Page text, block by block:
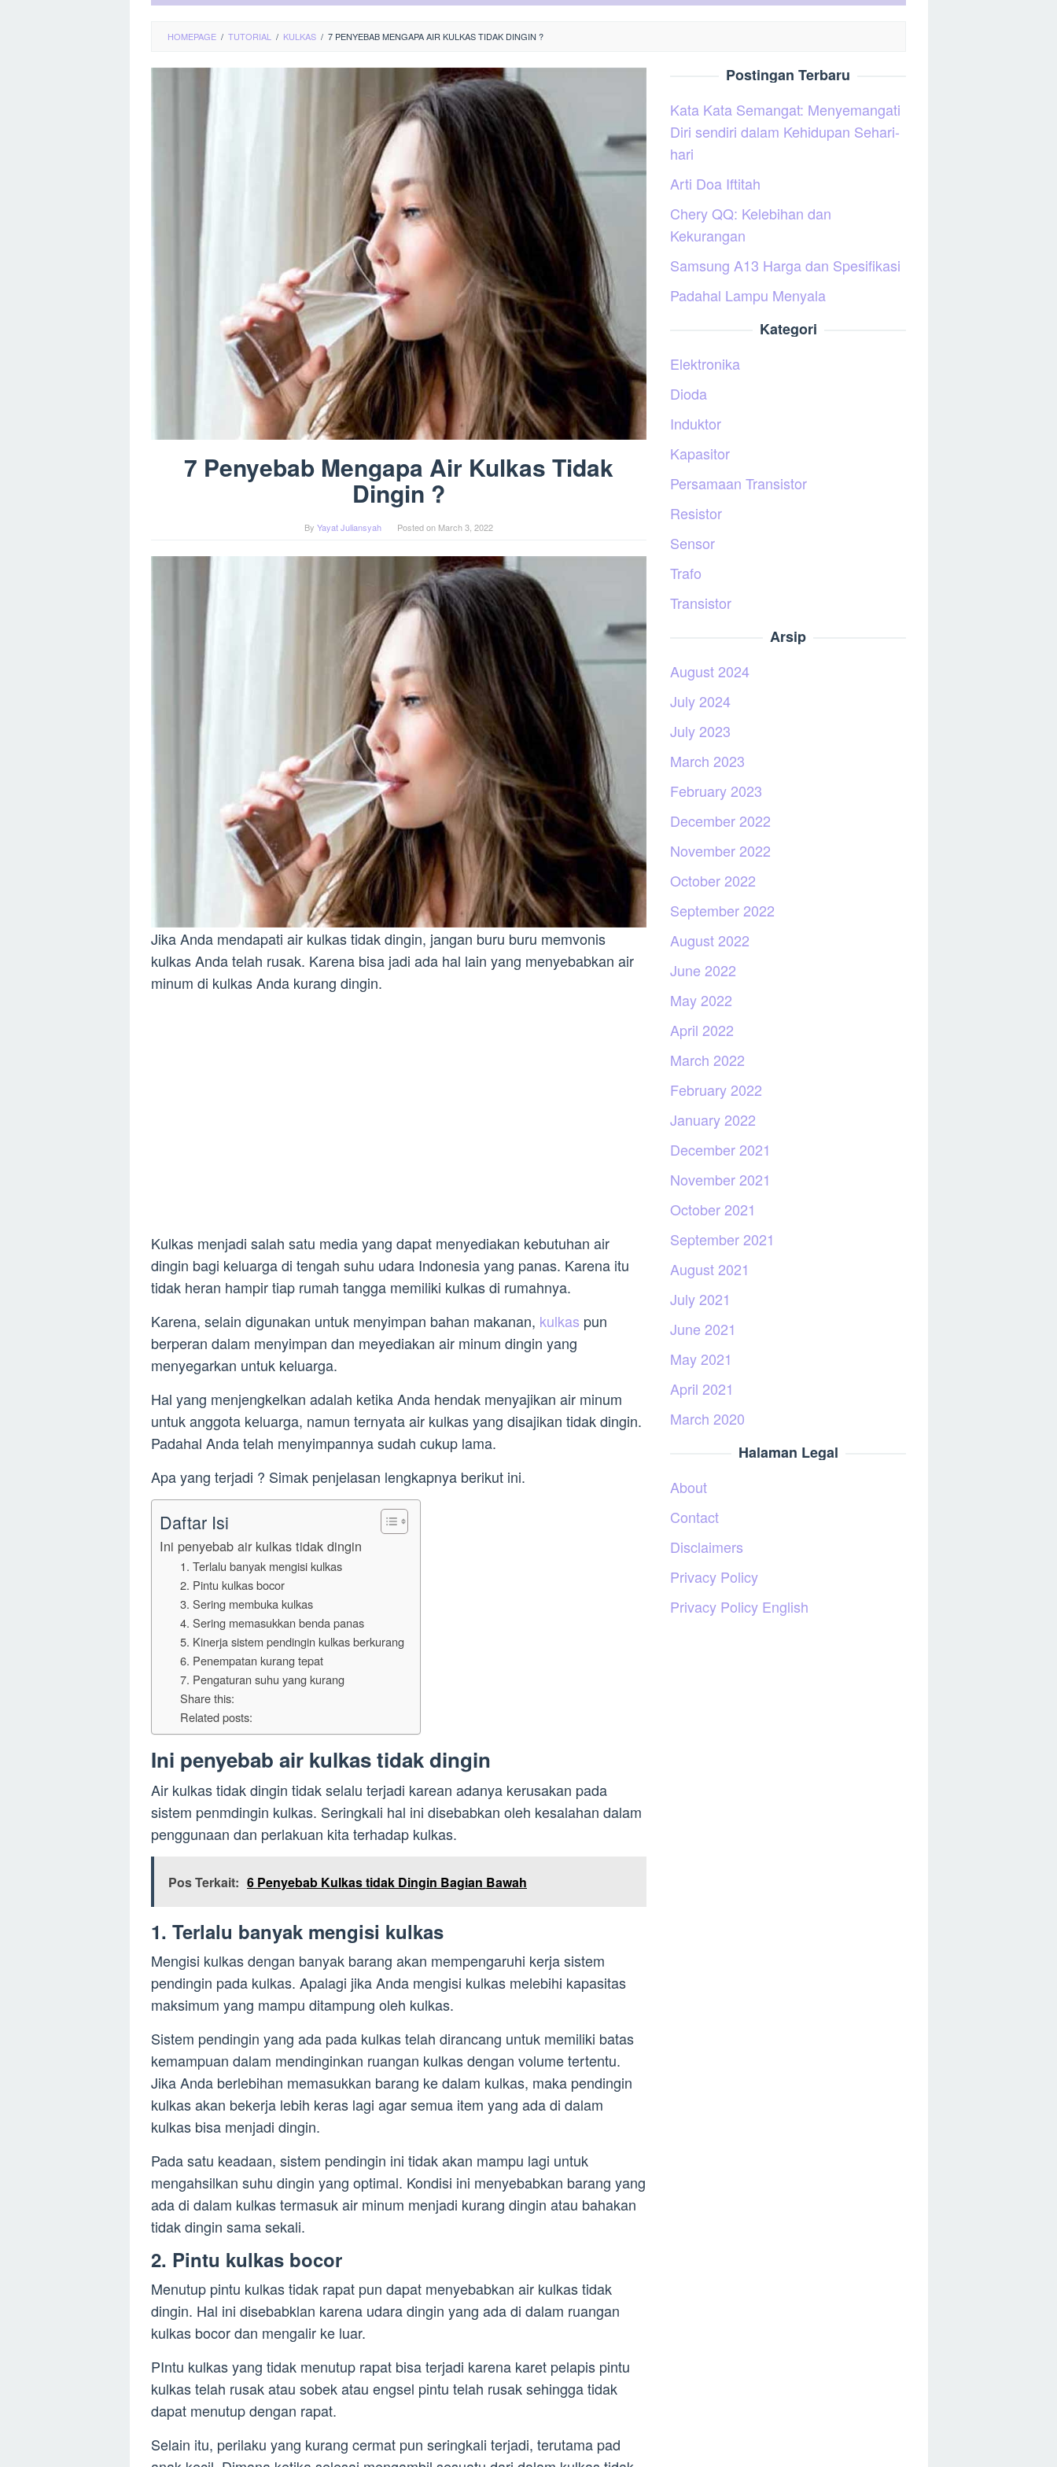
HOMEPAGE / TUTORIAL / KULKAS / 7 PENYEBAB MENGAPA AIR KULKAS TIDAK DINGIN ?
7 Penyebab Mengapa Air Kulkas Tidak
Dingin ?
By Yayat Juliansyah Posted on March 3, 2022
Jika Anda mendapati air kulkas tidak dingin, jangan buru buru memvonis
kulkas Anda telah rusak. Karena bisa jadi ada hal lain yang menyebabkan air
minum di kulkas Anda kurang dingin.
Kulkas menjadi salah satu media yang dapat menyediakan kebutuhan air
dingin bagi keluarga di tengah suhu udara Indonesia yang panas. Karena itu
tidak heran hampir tiap rumah tangga memiliki kulkas di rumahnya.
Karena, selain digunakan untuk menyimpan bahan makanan, kulkas pun
berperan dalam menyimpan dan meyediakan air minum dingin yang
menyegarkan untuk keluarga.
Hal yang menjengkelkan adalah ketika Anda hendak menyajikan air minum
untuk anggota keluarga, namun ternyata air kulkas yang disajikan tidak dingin.
Padahal Anda telah menyimpannya sudah cukup lama.
Apa yang terjadi ? Simak penjelasan lengkapnya berikut ini.
Daftar Isi
Ini penyebab air kulkas tidak dingin
1. Terlalu banyak mengisi kulkas
2. Pintu kulkas bocor
3. Sering membuka kulkas
4. Sering memasukkan benda panas
5. Kinerja sistem pendingin kulkas berkurang
6. Penempatan kurang tepat
7. Pengaturan suhu yang kurang
Share this:
Related posts:
Ini penyebab air kulkas tidak dingin
Air kulkas tidak dingin tidak selalu terjadi karean adanya kerusakan pada
sistem penmdingin kulkas. Seringkali hal ini disebabkan oleh kesalahan dalam
penggunaan dan perlakuan kita terhadap kulkas.
Pos Terkait: 6 Penyebab Kulkas tidak Dingin Bagian Bawah
1. Terlalu banyak mengisi kulkas
Mengisi kulkas dengan banyak barang akan mempengaruhi kerja sistem
pendingin pada kulkas. Apalagi jika Anda mengisi kulkas melebihi kapasitas
maksimum yang mampu ditampung oleh kulkas.
Sistem pendingin yang ada pada kulkas telah dirancang untuk memiliki batas
kemampuan dalam mendinginkan ruangan kulkas dengan volume tertentu.
Jika Anda berlebihan memasukkan barang ke dalam kulkas, maka pendingin
kulkas akan bekerja lebih keras lagi agar semua item yang ada di dalam
kulkas bisa menjadi dingin.
Pada satu keadaan, sistem pendingin ini tidak akan mampu lagi untuk
mengahsilkan suhu dingin yang optimal. Kondisi ini menyebabkan barang yang
ada di dalam kulkas termasuk air minum menjadi kurang dingin atau bahakan
tidak dingin sama sekali.
2. Pintu kulkas bocor
Menutup pintu kulkas tidak rapat pun dapat menyebabkan air kulkas tidak
dingin. Hal ini disebabklan karena udara dingin yang ada di dalam ruangan
kulkas bocor dan mengalir ke luar.
PIntu kulkas yang tidak menutup rapat bisa terjadi karena karet pelapis pintu
kulkas telah rusak atau sobek atau engsel pintu telah rusak sehingga tidak
dapat menutup dengan rapat.
Selain itu, perilaku yang kurang cermat pun seringkali terjadi, terutama pad
Postingan Terbaru
Kata Kata Semangat: Menyemangati
Diri sendiri dalam Kehidupan Sehari-
hari
Arti Doa Iftitah
Chery QQ: Kelebihan dan
Kekurangan
Samsung A13 Harga dan Spesifikasi
Padahal Lampu Menyala
Kategori
Elektronika
Dioda
Induktor
Kapasitor
Persamaan Transistor
Resistor
Sensor
Trafo
Transistor
Arsip
August 2024
July 2024
July 2023
March 2023
February 2023
December 2022
November 2022
October 2022
September 2022
August 2022
June 2022
May 2022
April 2022
March 2022
February 2022
January 2022
December 2021
November 2021
October 2021
September 2021
August 2021
July 2021
June 2021
May 2021
April 2021
March 2020
Halaman Legal
About
Contact
Disclaimers
Privacy Policy
Privacy Policy English